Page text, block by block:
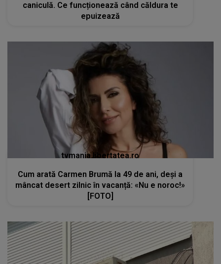
caniculă. Ce funcționează când căldura te
epuizează
tvmania.libertatea.ro
Cum arată Carmen Brumă la 49 de ani, deși a
mâncat desert zilnic în vacanță: «Nu e noroc!»
[FOTO]